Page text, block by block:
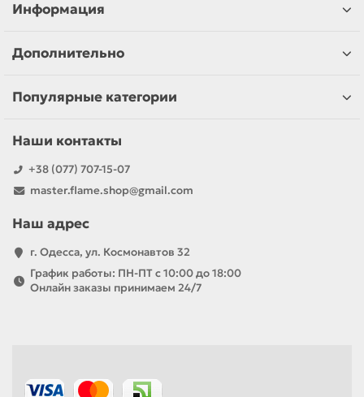
Информация
Дополнительно
Популярные категории
Наши контакты
+38 (077) 707-15-07
master.flame.shop@gmail.com
Наш адрес
г. Одесса, ул. Космонавтов 32
График работы: ПН-ПТ с 10:00 до 18:00
Онлайн заказы принимаем 24/7